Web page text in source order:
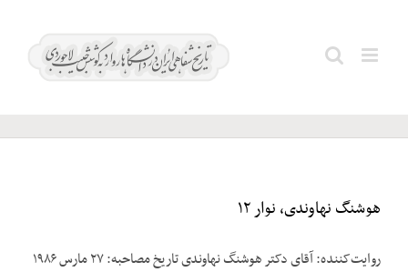
ملکی؛
هوشنگ نهاوندی، نوار ۱۲
روایت‌کننده: آقای دکتر هوشنگ نهاوندی تاریخ مصاحبه: ۲۷ مارس ۱۹۸۶